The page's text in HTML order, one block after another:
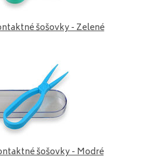
šošovky - Zelené
šošovky - Modré